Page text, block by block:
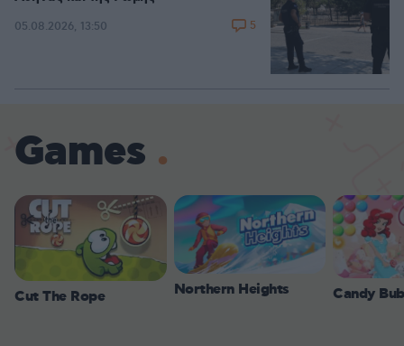
05.08.2026, 13:50 5
Games
Cut The Rope Northern Heights Candy